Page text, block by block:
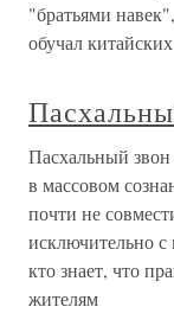
"братьями
обучал китайских
Пасхальный
в массовом
почти не
исключительно
кто знает, что
жителям